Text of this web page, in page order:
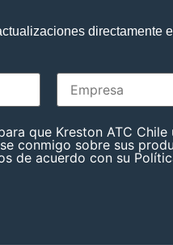
directamente
que Kreston ATC
conmigo sobre sus
de acuerdo con su